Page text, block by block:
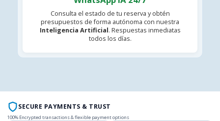
Consulta el estado de tu reserva y obtén
presupuestos de forma autónoma con nuestra
Inteligencia Artificial. Respuestas inmediatas
todos los días.
SECURE PAYMENTS & TRUST
100% Encrypted transactions & flexible payment options